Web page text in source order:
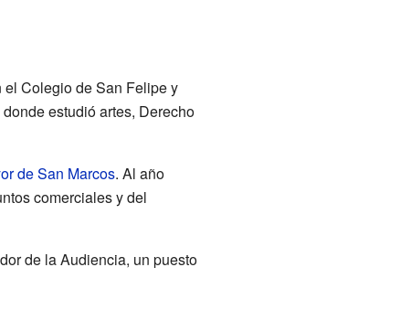
Colegio de San Felipe y
donde estudió artes, Derecho
de San Marcos. Al año
comerciales y del
de la Audiencia, un puesto